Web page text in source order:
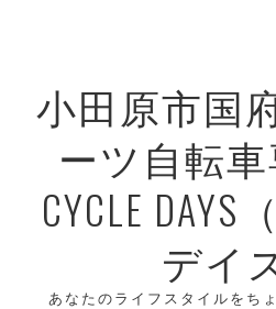
小田原市国
ーツ自転車
CYCLE
デイ
あなたのライフスタイルをち